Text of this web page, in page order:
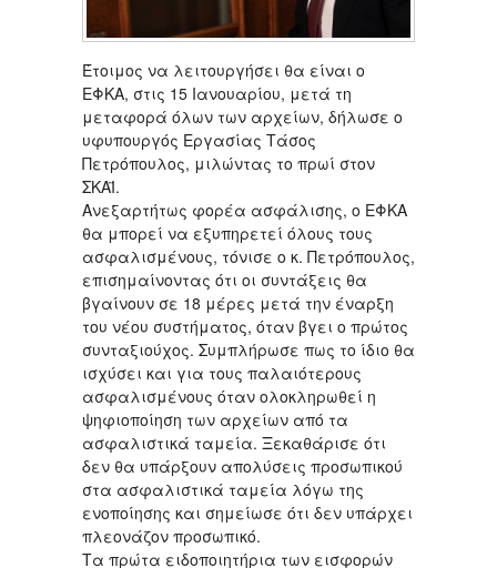
Έτοιμος να λειτουργήσει θα είναι ο
ΕΦΚΑ, στις 15 Ιανουαρίου, μετά τη
μεταφορά όλων των αρχείων, δήλωσε ο
υφυπουργός Εργασίας Τάσος
Πετρόπουλος, μιλώντας το πρωί στον
ΣΚΑΪ.
Ανεξαρτήτως φορέα ασφάλισης, ο ΕΦΚΑ
θα μπορεί να εξυπηρετεί όλους τους
ασφαλισμένους, τόνισε ο κ. Πετρόπουλος,
επισημαίνοντας ότι οι συντάξεις θα
βγαίνουν σε 18 μέρες μετά την έναρξη
του νέου συστήματος, όταν βγει ο πρώτος
συνταξιούχος. Συμπλήρωσε πως το ίδιο θα
ισχύσει και για τους παλαιότερους
ασφαλισμένους όταν ολοκληρωθεί η
ψηφιοποίηση των αρχείων από τα
ασφαλιστικά ταμεία. Ξεκαθάρισε ότι
δεν θα υπάρξουν απολύσεις προσωπικού
στα ασφαλιστικά ταμεία λόγω της
ενοποίησης και σημείωσε ότι δεν υπάρχει
πλεονάζον προσωπικό.
Τα πρώτα ειδοποιητήρια των εισφορών